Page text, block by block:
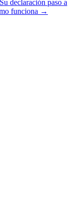
Su declaración paso a
funciona →